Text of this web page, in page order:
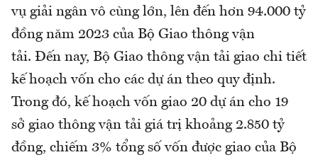
vụ giải ngân vô cùng lớn, lên đến hơn 94.000 tỷ
đồng năm 2023 của Bộ Giao thông vận
tải. Đến nay, Bộ Giao thông vận tải giao chi tiết
kế hoạch vốn cho các dự án theo quy định.
Trong đó, kế hoạch vốn giao 20 dự án cho 19
sở giao thông vận tải giá trị khoảng 2.850 tỷ
đồng, chiếm 3% tổng số vốn được giao của Bộ